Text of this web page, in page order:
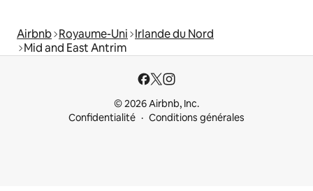
Airbnb Royaume-Uni Irlande du Nord
Mid and East Antrim
© 2026 Airbnb, Inc.
Confidentialité
Conditions générales